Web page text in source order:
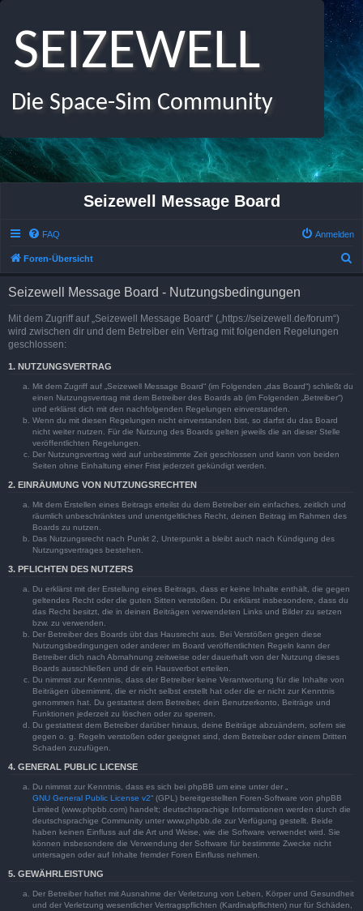
SEIZEWELL
Die Space-Sim Community
Seizewell Message Board
FAQ Anmelden
Foren-Übersicht
Seizewell Message Board - Nutzungsbedingungen
Mit dem Zugriff auf „Seizewell Message Board“ („https://seizewell.de/forum“)
wird zwischen dir und dem Betreiber ein Vertrag mit folgenden Regelungen
geschlossen:
1. NUTZUNGSVERTRAG
Mit dem Zugriff auf „Seizewell Message Board“ (im Folgenden „das Board“) schließt du
einen Nutzungsvertrag mit dem Betreiber des Boards ab (im Folgenden „Betreiber“)
und erklärst dich mit den nachfolgenden Regelungen einverstanden.
Wenn du mit diesen Regelungen nicht einverstanden bist, so darfst du das Board
nicht weiter nutzen. Für die Nutzung des Boards gelten jeweils die an dieser Stelle
veröffentlichten Regelungen.
Der Nutzungsvertrag wird auf unbestimmte Zeit geschlossen und kann von beiden
Seiten ohne Einhaltung einer Frist jederzeit gekündigt werden.
2. EINRÄUMUNG VON NUTZUNGSRECHTEN
Mit dem Erstellen eines Beitrags erteilst du dem Betreiber ein einfaches, zeitlich und
räumlich unbeschränktes und unentgeltliches Recht, deinen Beitrag im Rahmen des
Boards zu nutzen.
Das Nutzungsrecht nach Punkt 2, Unterpunkt a bleibt auch nach Kündigung des
Nutzungsvertrages bestehen.
3. PFLICHTEN DES NUTZERS
Du erklärst mit der Erstellung eines Beitrags, dass er keine Inhalte enthält, die gegen
geltendes Recht oder die guten Sitten verstoßen. Du erklärst insbesondere, dass du
das Recht besitzt, die in deinen Beiträgen verwendeten Links und Bilder zu setzen
bzw. zu verwenden.
Der Betreiber des Boards übt das Hausrecht aus. Bei Verstößen gegen diese
Nutzungsbedingungen oder anderer im Board veröffentlichten Regeln kann der
Betreiber dich nach Abmahnung zeitweise oder dauerhaft von der Nutzung dieses
Boards ausschließen und dir ein Hausverbot erteilen.
Du nimmst zur Kenntnis, dass der Betreiber keine Verantwortung für die Inhalte von
Beiträgen übernimmt, die er nicht selbst erstellt hat oder die er nicht zur Kenntnis
genommen hat. Du gestattest dem Betreiber, dein Benutzerkonto, Beiträge und
Funktionen jederzeit zu löschen oder zu sperren.
Du gestattest dem Betreiber darüber hinaus, deine Beiträge abzuändern, sofern sie
gegen o. g. Regeln verstoßen oder geeignet sind, dem Betreiber oder einem Dritten
Schaden zuzufügen.
4. GENERAL PUBLIC LICENSE
Du nimmst zur Kenntnis, dass es sich bei phpBB um eine unter der „
GNU General Public License v2“ (GPL) bereitgestellten Foren-Software von phpBB
Limited (www.phpbb.com) handelt; deutschsprachige Informationen werden durch die
deutschsprachige Community unter www.phpbb.de zur Verfügung gestellt. Beide
haben keinen Einfluss auf die Art und Weise, wie die Software verwendet wird. Sie
können insbesondere die Verwendung der Software für bestimmte Zwecke nicht
untersagen oder auf Inhalte fremder Foren Einfluss nehmen.
5. GEWÄHRLEISTUNG
Der Betreiber haftet mit Ausnahme der Verletzung von Leben, Körper und Gesundheit
und der Verletzung wesentlicher Vertragspflichten (Kardinalpflichten) nur für Schäden,